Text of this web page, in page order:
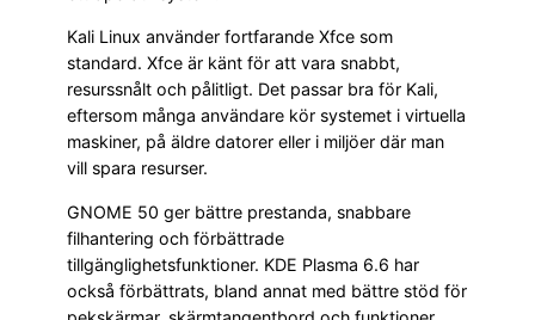
Kali Linux använder fortfarande Xfce som
standard. Xfce är känt för att vara snabbt,
resurssnålt och pålitligt. Det passar bra för Kali,
eftersom många användare kör systemet i virtuella
maskiner, på äldre datorer eller i miljöer där man
vill spara resurser.
GNOME 50 ger bättre prestanda, snabbare
filhantering och förbättrade
tillgänglighetsfunktioner. KDE Plasma 6.6 har
också förbättrats, bland annat med bättre stöd för